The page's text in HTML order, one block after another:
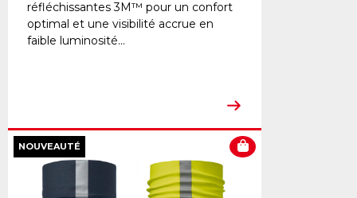
réfléchissantes 3M™ pour un confort
optimal et une visibilité accrue en
faible luminosité...
NOUVEAUTÉ